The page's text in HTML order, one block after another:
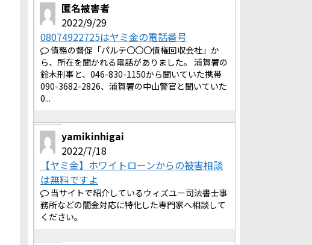
匿名被害者
2022/9/29
08074922725はヤミ金の電話番号
債務の督促「パルテ〇〇〇債権回収会社」か
ら、所在を聞かれる電話がありました。 浦賀署の
鈴木刑事と、046-830-1150から聞いていた携帯
090-3682-2826、浦賀署の中山警官と聞いていた
0...
yamikinhigai
2022/7/18
【ヤミ金】ホワイトローンからの被害相談
は無料ですよ
当サイトで紹介しているウィズユー司法書士事
務所などの闇金対応に特化した専門家へ相談して
ください。